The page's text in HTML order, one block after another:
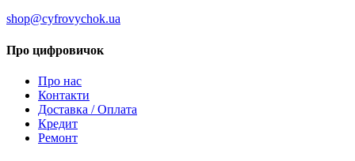
shop@cyfrovychok.ua
Про цифровичок
Про нас
Контакти
Доставка / Оплата
Кредит
Ремонт